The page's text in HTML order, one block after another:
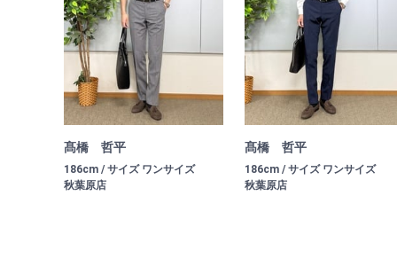
髙橋 哲平
186cm / サイズ ワンサイズ
秋葉原店
髙橋 哲平
186cm / サイズ ワンサイズ
秋葉原店